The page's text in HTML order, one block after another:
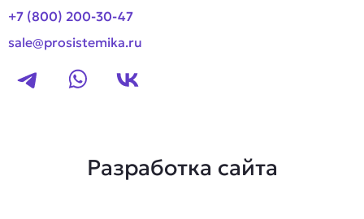
+7 (800) 200-30-47
sale@prosistemika.ru
Разработка сайта